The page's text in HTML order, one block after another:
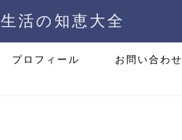
生活の知恵大全
プロフィール お問い合わせ